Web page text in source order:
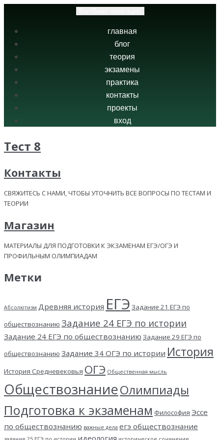
главная
блог
теория
экзамены
практика
контакты
проекты
вход
Тест 8
Контакты
СВЯЖИТЕСЬ С НАМИ, ЧТОБЫ УТОЧНИТЬ ВСЕ ВОПРОСЫ ПО ТЕСТАМ И
ТЕОРИИ
Магазин
МАТЕРИАЛЫ ДЛЯ ПОДГОТОВКИ К ЭКЗАМЕНАМ ЕГЭ/ОГЭ И
ПРОФИЛЬНЫМ ОЛИМПИАДАМ
Метки
Абсолютизм Древняя история ЕГЭ Задание 21 ЕГЭ по
обществознанию Задание 24 ЕГЭ по истории
Задание 24 ЕГЭ по обществознанию Задание 29 ЕГЭ по
обществознанию Задание 34 ОГЭ по истории История
История Средневековья ОГЭ Общественная мысль
ОбществознаниеОлимпиады
Подготовка к экзаменам Философия Эссе
по обществознанию важные дела егэ обществознание